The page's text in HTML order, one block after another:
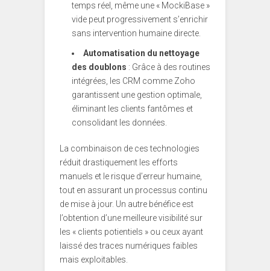
temps réel, même une « MockiBase »
vide peut progressivement s’enrichir
sans intervention humaine directe.
Automatisation du nettoyage
des doublons : Grâce à des routines
intégrées, les CRM comme Zoho
garantissent une gestion optimale,
éliminant les clients fantômes et
consolidant les données.
La combinaison de ces technologies
réduit drastiquement les efforts
manuels et le risque d’erreur humaine,
tout en assurant un processus continu
de mise à jour. Un autre bénéfice est
l’obtention d’une meilleure visibilité sur
les « clients potientiels » ou ceux ayant
laissé des traces numériques faibles
mais exploitables.